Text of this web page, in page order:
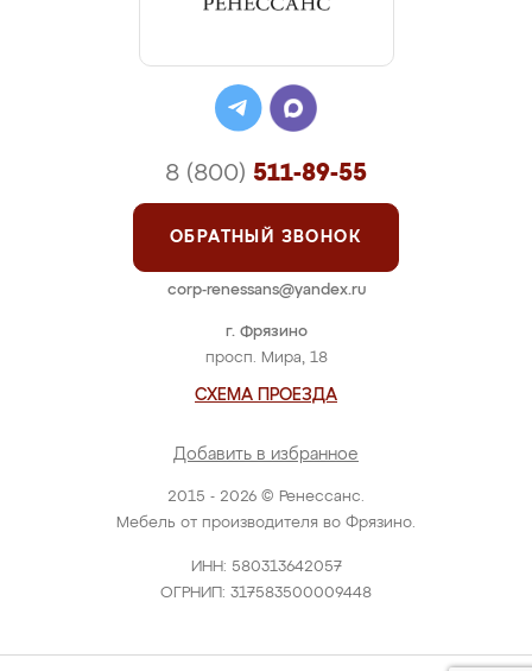
2015 - 2026 © Ренессанс.
Мебель от производителя во Фрязино.
ИНН: 580313642057
ОГРНИП: 317583500009448
г. Фрязино
просп. Мира, 18
СХЕМА ПРОЕЗДА
Добавить в избранное
8 (800) 511-89-55
ОБРАТНЫЙ ЗВОНОК
corp-renessans@yandex.ru